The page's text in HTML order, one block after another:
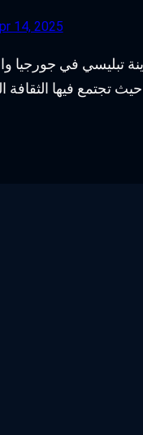
14, 2025
تبليسي في جورجيا